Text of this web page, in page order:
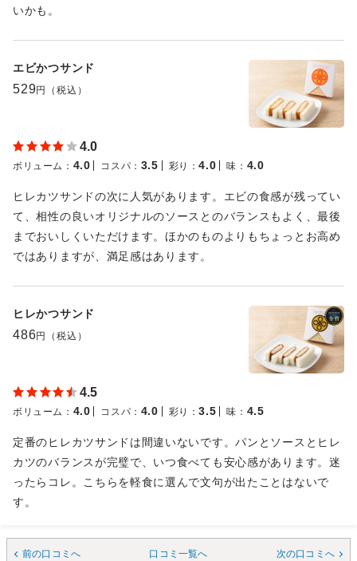
いかも。
エビかつサンド
529円（税込）
4.0
ボリューム ： 4.0 コスパ ： 3.5 彩り ：4.0 味 ： 4.0
ヒレカツサンドの次に人気があります。エビの食感が残ってい
て、相性の良いオリジナルのソースとのバランスもよく、最後
までおいしくいただけます。ほかのものよりもちょっとお高め
ではありますが、満足感はあります。
ヒレかつサンド
486円（税込）
4.5
ボリューム ： 4.0 コスパ ： 4.0 彩り ：3.5 味 ： 4.5
定番のヒレカツサンドは間違いないです。パンとソースとヒレ
カツのバランスが完璧で、いつ食べても安心感があります。迷
ったらコレ。こちらを軽食に選んで文句が出たことはないで
す。
前の口コミへ 口コミ一覧へ 次の口コミへ